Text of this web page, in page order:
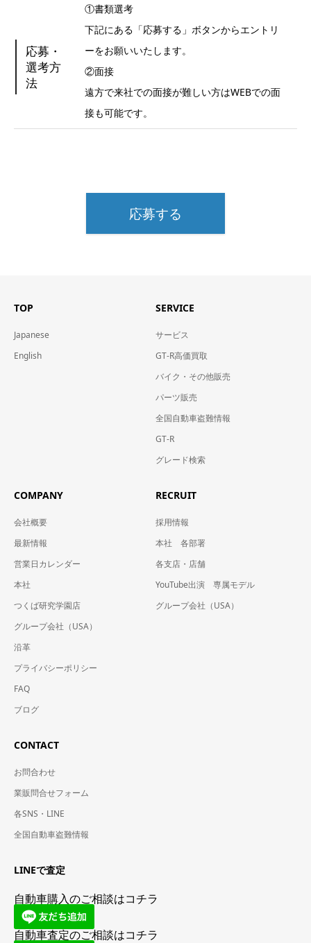
応募・
選考方
法
①書類選考
下記にある「応募する」ボタンからエントリ
ーをお願いいたします。
②面接
遠方で来社での面接が難しい方はWEBでの面
接も可能です。
応募する
TOP
Japanese
English
SERVICE
サービス
GT-R高価買取
バイク・その他販売
パーツ販売
全国自動車盗難情報
GT-R
グレード検索
COMPANY
会社概要
最新情報
営業日カレンダー
本社
つくば研究学園店
グループ会社（USA）
沿革
プライバシーポリシー
FAQ
ブログ
RECRUIT
採用情報
本社 各部署
各支店・店舗
YouTube出演 専属モデル
グループ会社（USA）
CONTACT
お問合わせ
業販問合せフォーム
各SNS・LINE
全国自動車盗難情報
LINEで査定
自動車購入のご相談はコチラ
自動車査定のご相談はコチラ